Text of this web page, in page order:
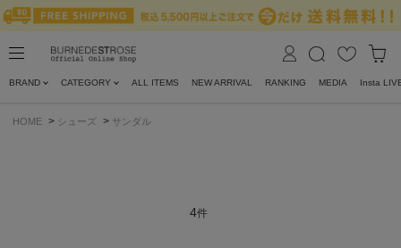
BRAND CATEGORY ALL ITEMS NEW ARRIVAL RANKING MEDIA Insta
HOME > シューズ > サンダル
4件